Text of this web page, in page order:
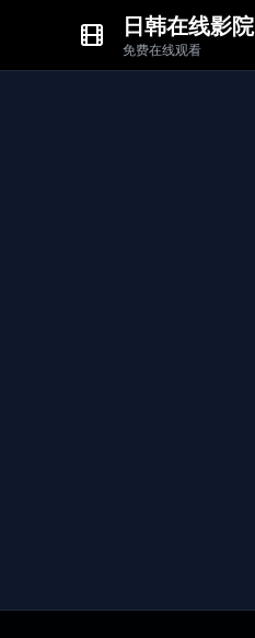
日韩在线影院
免费在线观看